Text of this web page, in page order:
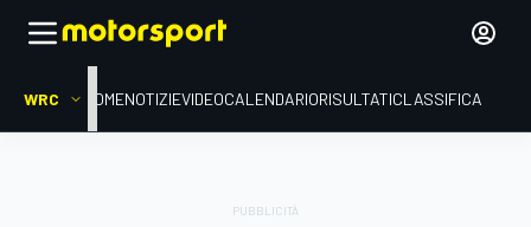
WRC HOMENOTIZIEVIDEOCALENDARIORISULTATICLASSIFICA